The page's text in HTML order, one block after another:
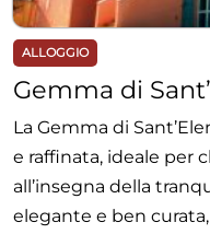
ALLOGGIO
Gemma di
La Gemma di
e raffinata, ideale per
all’insegna della
elegante e ben